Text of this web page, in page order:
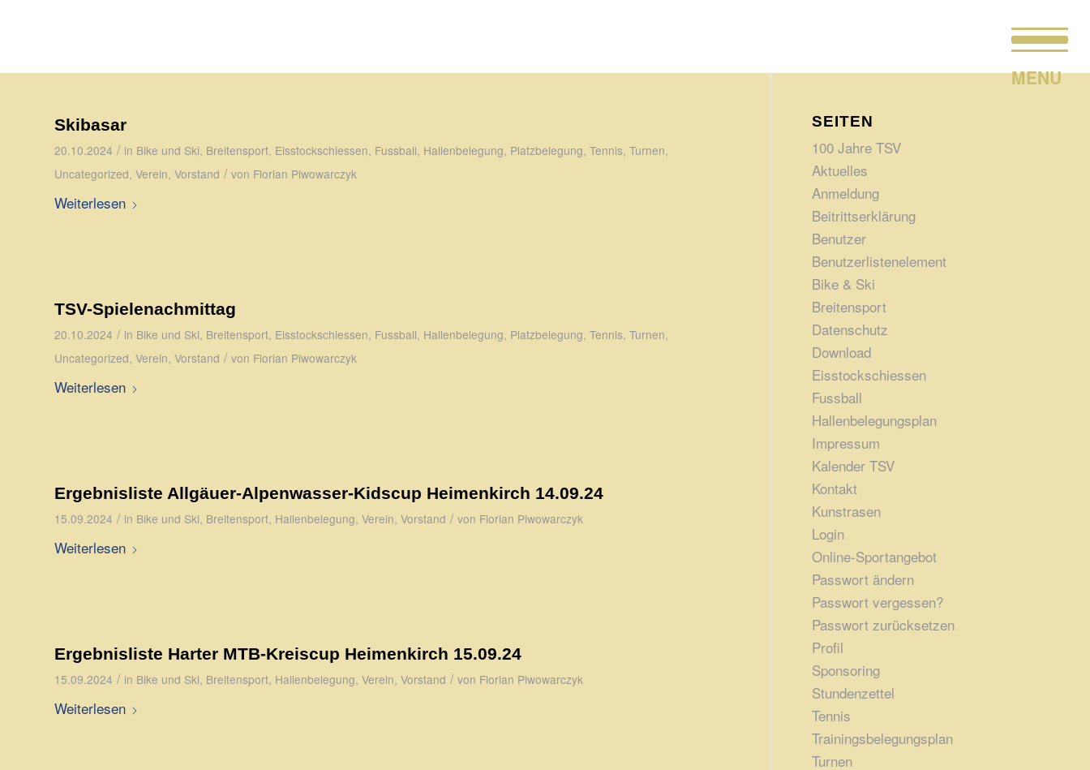
Skibasar
20.10.2024 / in Bike und Ski, Breitensport, Eisstockschiessen, Fussball, Hallenbelegung, Platzbelegung, Tennis, Turnen,
Uncategorized, Verein, Vorstand / von Florian Piwowarczyk
Weiterlesen
TSV-Spielenachmittag
20.10.2024 / in Bike und Ski, Breitensport, Eisstockschiessen, Fussball, Hallenbelegung, Platzbelegung, Tennis, Turnen,
Uncategorized, Verein, Vorstand / von Florian Piwowarczyk
Weiterlesen
Ergebnisliste Allgäuer-Alpenwasser-Kidscup Heimenkirch 14.09.24
15.09.2024 / in Bike und Ski, Breitensport, Hallenbelegung, Verein, Vorstand / von Florian Piwowarczyk
Weiterlesen
Ergebnisliste Harter MTB-Kreiscup Heimenkirch 15.09.24
15.09.2024 / in Bike und Ski, Breitensport, Hallenbelegung, Verein, Vorstand / von Florian Piwowarczyk
Weiterlesen
SEITEN
100 Jahre TSV
Aktuelles
Anmeldung
Beitrittserklärung
Benutzer
Benutzerlistenelement
Bike & Ski
Breitensport
Datenschutz
Download
Eisstockschiessen
Fussball
Hallenbelegungsplan
Impressum
Kalender TSV
Kontakt
Kunstrasen
Login
Online-Sportangebot
Passwort ändern
Passwort vergessen?
Passwort zurücksetzen
Profil
Sponsoring
Stundenzettel
Tennis
Trainingsbelegungsplan
Turnen